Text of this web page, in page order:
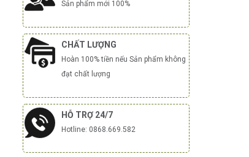
Sản phẩm mới 100%
CHẤT LƯỢNG
Hoàn 100% tiền nếu Sản phẩm không
đạt chất lượng
HỖ TRỢ 24/7
Hotline: 0868.669.582